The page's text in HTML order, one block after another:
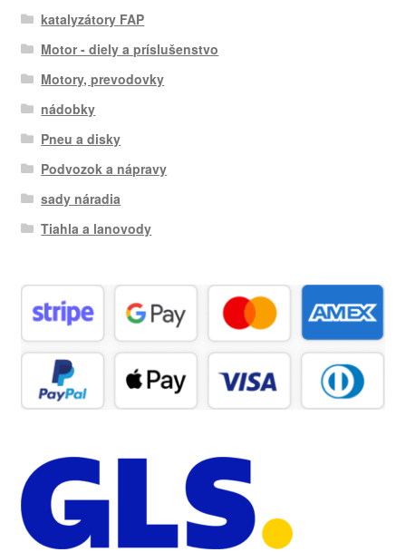
katalyzátory FAP
Motor - diely a príslušenstvo
Motory, prevodovky
nádobky
Pneu a disky
Podvozok a nápravy
sady náradia
Tiahla a lanovody